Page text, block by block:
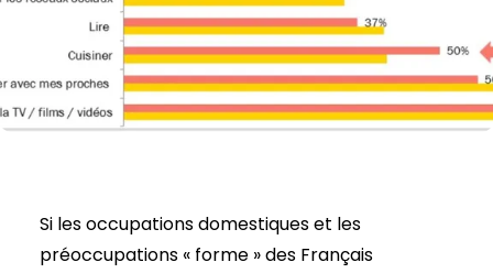
Si les occupations domestiques et les
préoccupations « forme » des Français